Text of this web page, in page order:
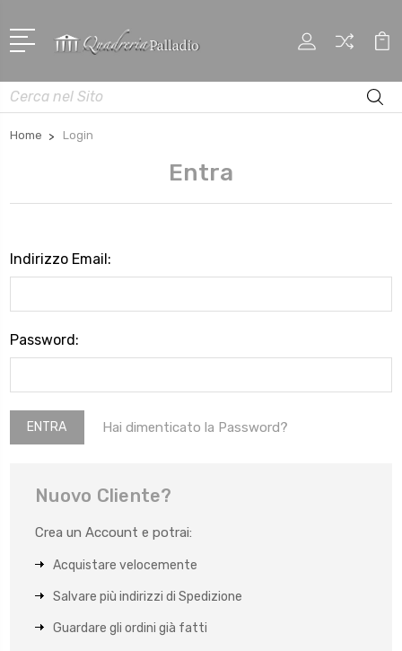
Cerca
Home Login
Entra
Indirizzo Email:
Password:
Hai dimenticato la Password?
Nuovo Cliente?
Crea un Account e potrai:
Acquistare velocemente
Salvare più indirizzi di Spedizione
Guardare gli ordini già fatti